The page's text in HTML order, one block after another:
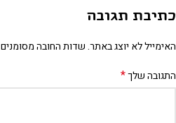
כתיבת תגובה
האימייל לא יוצג באתר.שדות החובה מסומנים
התגובה שלך*